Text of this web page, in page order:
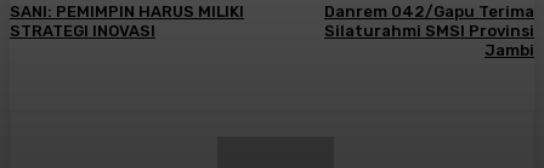
SANI: PEMIMPIN HARUS MILIKI
STRATEGI INOVASI
Danrem 042/Gapu Terima
Silaturahmi SMSI Provinsi
Jambi